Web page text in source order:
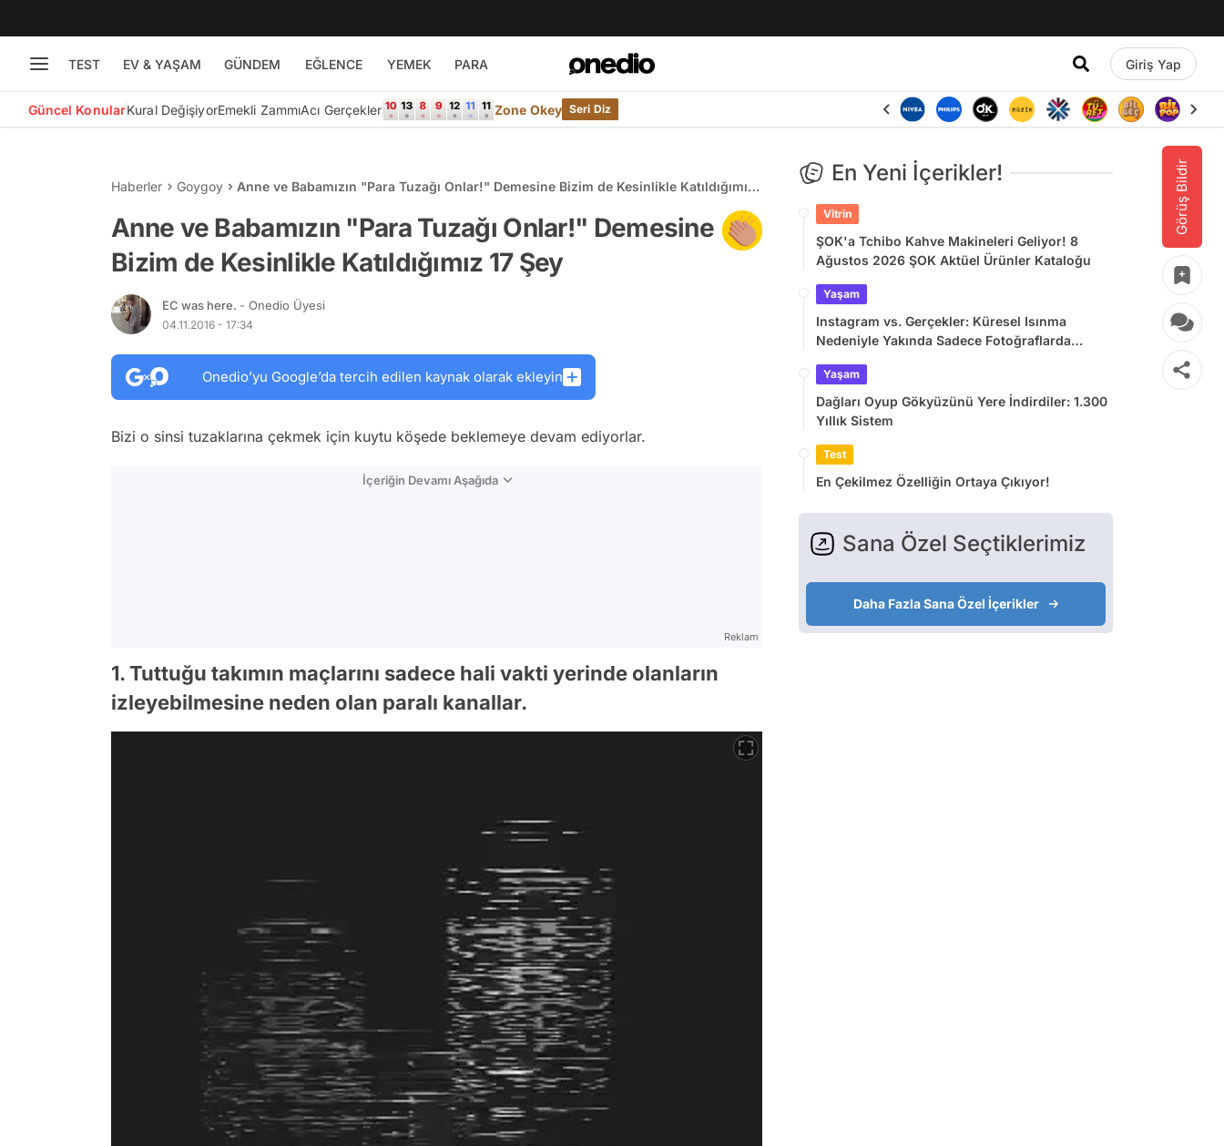
TEST EV & YAŞAM GÜNDEM EĞLENCE YEMEK PARA Giriş Yap
Güncel KonularKural DeğişiyorEmekli ZammıAcı Gerçekler Zone Okey Seri Diz
Görüş Bildir
Haberler Goygoy
Anne ve Babamızın "Para Tuzağı Onlar!" Demesine Bizim de Kesinlikle Katıldığımız
Anne ve Babamızın "Para Tuzağı Onlar!" Demesine
Bizim de Kesinlikle Katıldığımız 17 Şey
EC was here. - Onedio Üyesi
04.11.2016 - 17:34
Onedio’yu Google’da tercih edilen kaynak olarak ekleyin
Bizi o sinsi tuzaklarına çekmek için kuytu köşede beklemeye devam ediyorlar.
İçeriğin Devamı Aşağıda
Reklam
1. Tuttuğu takımın maçlarını sadece hali vakti yerinde olanların
izleyebilmesine neden olan paralı kanallar.
En Yeni İçerikler!
Vitrin
ŞOK'a Tchibo Kahve Makineleri Geliyor! 8
Ağustos 2026 ŞOK Aktüel Ürünler Kataloğu
Yaşam
Instagram vs. Gerçekler: Küresel Isınma
Nedeniyle Yakında Sadece Fotoğraflarda
Yaşam
Dağları Oyup Gökyüzünü Yere İndirdiler: 1.300
Yıllık Sistem
Test
En Çekilmez Özelliğin Ortaya Çıkıyor!
Sana Özel Seçtiklerimiz
Daha Fazla Sana Özel İçerikler